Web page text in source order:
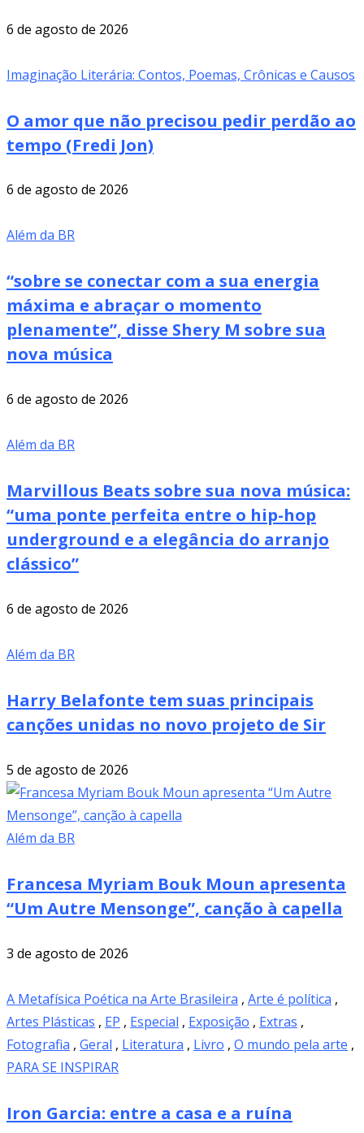
6 de agosto de 2026
Imaginação Literária: Contos, Poemas, Crônicas e Causos
O amor que não precisou pedir perdão ao
tempo (Fredi Jon)
6 de agosto de 2026
Além da BR
“sobre se conectar com a sua energia
máxima e abraçar o momento
plenamente”, disse Shery M sobre sua
nova música
6 de agosto de 2026
Além da BR
Marvillous Beats sobre sua nova música:
“uma ponte perfeita entre o hip-hop
underground e a elegância do arranjo
clássico”
6 de agosto de 2026
Além da BR
Harry Belafonte tem suas principais
canções unidas no novo projeto de Sir
5 de agosto de 2026
Além da BR
Francesa Myriam Bouk Moun apresenta
“Um Autre Mensonge”, canção à capella
3 de agosto de 2026
A Metafísica Poética na Arte Brasileira , Arte é política ,
Artes Plásticas , EP , Especial , Exposição , Extras ,
Fotografia , Geral , Literatura , Livro , O mundo pela arte ,
PARA SE INSPIRAR
Iron Garcia: entre a casa e a ruína